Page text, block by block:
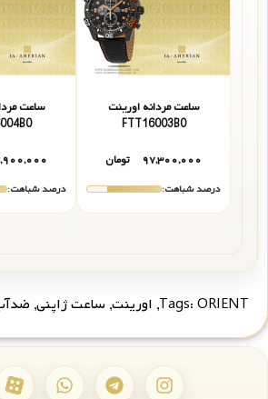
ساعت مردانه اورینت
FTT16003B0
۹۷,۳۰۰,۰۰۰
تومان
درصد شباهت:
ساعت
درصد شباهت:
Tags: ORIENT
, اورینت, ساعت ژاپنی,